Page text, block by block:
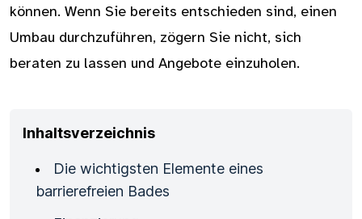
können. Wenn Sie bereits entschieden sind, einen
Umbau durchzuführen, zögern Sie nicht, sich
beraten zu lassen und Angebote einzuholen.
Inhaltsverzeichnis
Die wichtigsten Elemente eines
barrierefreien Bades